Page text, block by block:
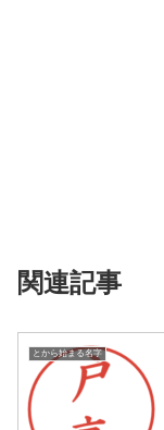
関連記事
とから始まる名字